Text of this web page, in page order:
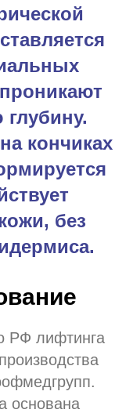
кончиках
без
РФ лифтинга
основана